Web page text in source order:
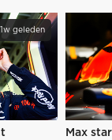
geleden
Max